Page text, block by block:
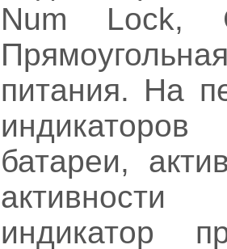
Num Lock,
питания. На
батареи,
индикатор